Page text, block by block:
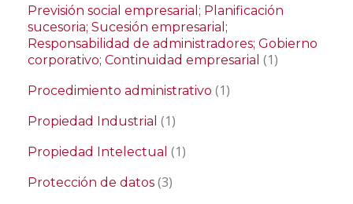
Previsión social empresarial; Planificación
sucesoria; Sucesión empresarial;
Responsabilidad de administradores; Gobierno
corporativo; Continuidad empresarial (1)
Procedimiento administrativo (1)
Propiedad Industrial (1)
Propiedad Intelectual (1)
Protección de datos (3)